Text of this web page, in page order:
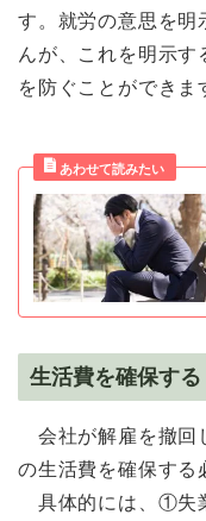
す。就労の意思を明
んが、これを明示す
を防ぐことができま
生活費を確保する
会社が解雇を撤回
の生活費を確保する
具体的には、①失